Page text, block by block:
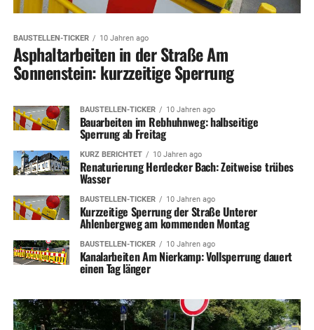
BAUSTELLEN-TICKER 10 Jahren ago
Asphaltarbeiten in der Straße Am
Sonnenstein: kurzzeitige Sperrung
BAUSTELLEN-TICKER 10 Jahren ago
Bauarbeiten im Rebhuhnweg: halbseitige
Sperrung ab Freitag
KURZ BERICHTET 10 Jahren ago
Renaturierung Herdecker Bach: Zeitweise trübes
Wasser
BAUSTELLEN-TICKER 10 Jahren ago
Kurzzeitige Sperrung der Straße Unterer
Ahlenbergweg am kommenden Montag
BAUSTELLEN-TICKER 10 Jahren ago
Kanalarbeiten Am Nierkamp: Vollsperrung dauert
einen Tag länger